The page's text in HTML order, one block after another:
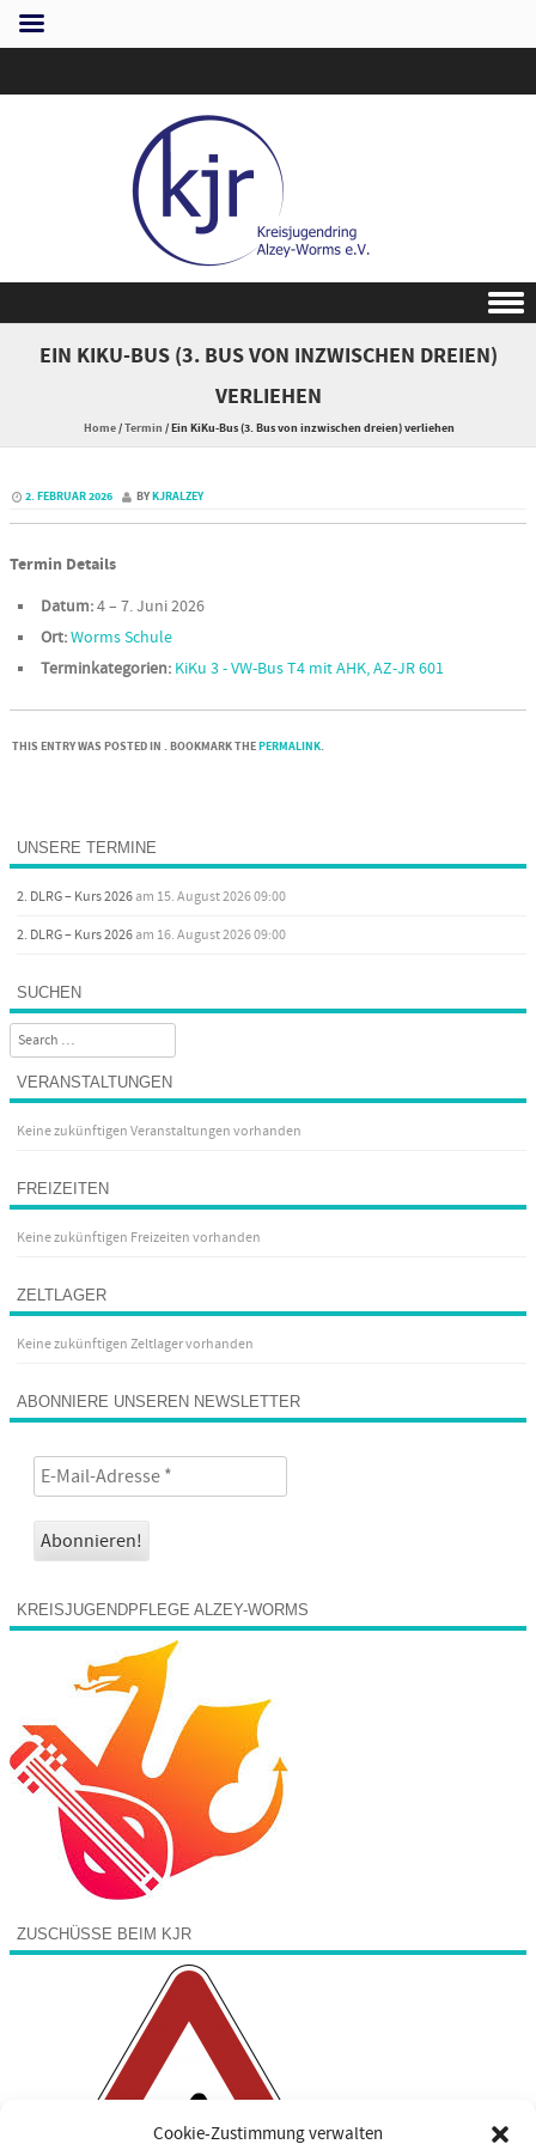
Cookie-Zustimmung verwalten
EIN KIKU-BUS (3. BUS VON INZWISCHEN DREIEN)
VERLIEHEN
Home/Termin /Ein KiKu-Bus (3. Bus von inzwischen dreien) verliehen
2. FEBRUAR 2026 BYKJRALZEY
Termin Details
Datum:4– 7. Juni 2026
Ort:Worms Schule
Terminkategorien: KiKu 3 - VW-Bus T4 mit AHK, AZ-JR 601
THIS ENTRY WAS POSTED IN . BOOKMARK THEPERMALINK.
Post navigation
UNSERE TERMINE
2. DLRG – Kurs 2026am 15. August 2026 09:00
2. DLRG – Kurs 2026am 16. August 2026 09:00
SUCHEN
Search
VERANSTALTUNGEN
Keine zukünftigen Veranstaltungen vorhanden
FREIZEITEN
Keine zukünftigen Freizeiten vorhanden
ZELTLAGER
Keine zukünftigen Zeltlager vorhanden
ABONNIERE UNSEREN NEWSLETTER
KREISJUGENDPFLEGE ALZEY-WORMS
ZUSCHÜSSE BEIM KJR